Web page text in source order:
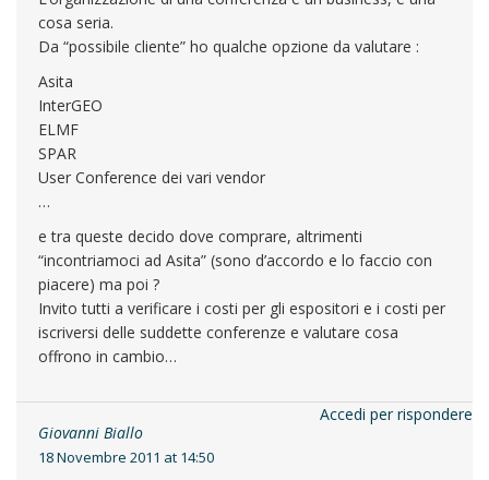
cosa seria.
Da “possibile cliente” ho qualche opzione da valutare :
Asita
InterGEO
ELMF
SPAR
User Conference dei vari vendor
…
e tra queste decido dove comprare, altrimenti
“incontriamoci ad Asita” (sono d’accordo e lo faccio con
piacere) ma poi ?
Invito tutti a verificare i costi per gli espositori e i costi per
iscriversi delle suddette conferenze e valutare cosa
offrono in cambio…
Giovanni Biallo
18 Novembre 2011 at 14:50
Accedi per rispondere